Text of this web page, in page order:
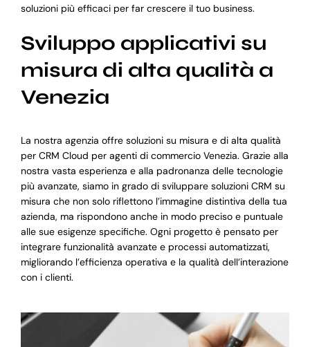
soluzioni più efficaci per far crescere il tuo business.
Sviluppo applicativi su
misura di alta qualità a
Venezia
La nostra agenzia offre soluzioni su misura e di alta qualità
per CRM Cloud per agenti di commercio Venezia. Grazie alla
nostra vasta esperienza e alla padronanza delle tecnologie
più avanzate, siamo in grado di sviluppare soluzioni CRM su
misura che non solo riflettono l’immagine distintiva della tua
azienda, ma rispondono anche in modo preciso e puntuale
alle sue esigenze specifiche. Ogni progetto è pensato per
integrare funzionalità avanzate e processi automatizzati,
migliorando l’efficienza operativa e la qualità dell’interazione
con i clienti.